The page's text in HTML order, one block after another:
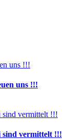
uns !!!
sind vermittelt !!!